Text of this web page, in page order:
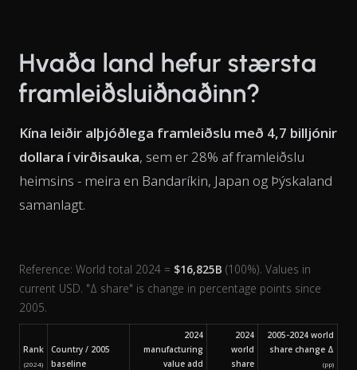
Hvaða land hefur stærsta
framleiðsluiðnaðinn?
Kína leiðir alþjóðlega framleiðslu með 4,7 billjónir
dollara í virðisauka, sem er 28% af framleiðslu
heimsins - meira en Bandaríkin, Japan og Þýskaland
samanlagt.
Reference: World total 2024 = $16,825B (100%). Values in
current USD. "Δ share" is change in percentage points since
2005.
Rank
(2024)
Country / 2005
baseline
2024
manufacturing
value add
2024
world
share
2005-2024 world
share change Δ
(pp)